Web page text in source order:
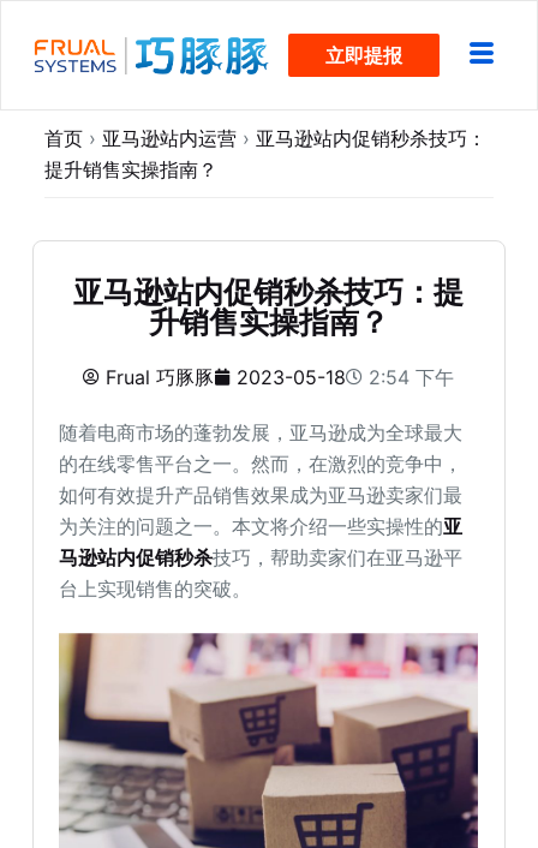
过
立即提报
首页 › 亚马逊站内运营 › 亚马逊站内促销秒杀技巧：
提升销售实操指南？
亚马逊站内促销秒杀技巧：提
升销售实操指南？
Frual 巧豚豚 2023-05-18 2:54 下午
随着电商市场的蓬勃发展，亚马逊成为全球最大
的在线零售平台之一。然而，在激烈的竞争中，
如何有效提升产品销售效果成为亚马逊卖家们最
为关注的问题之一。本文将介绍一些实操性的亚
马逊站内促销秒杀技巧，帮助卖家们在亚马逊平
台上实现销售的突破。